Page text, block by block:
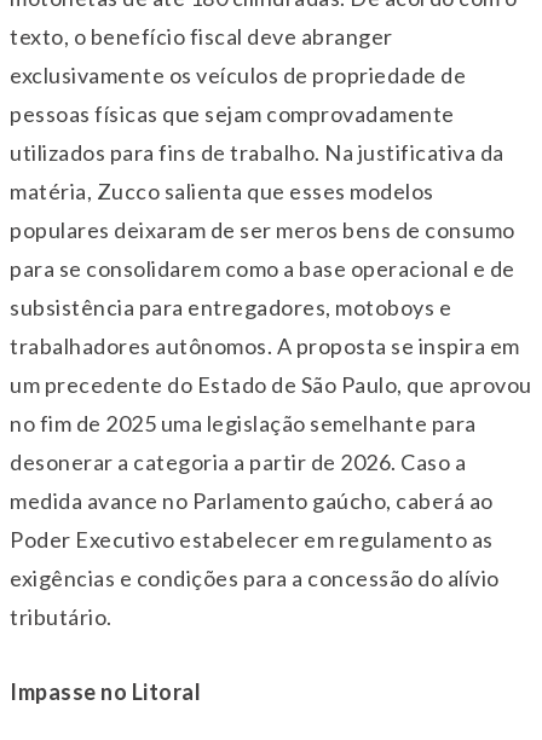
texto, o benefício fiscal deve abranger
exclusivamente os veículos de propriedade de
pessoas físicas que sejam comprovadamente
utilizados para fins de trabalho. Na justificativa da
matéria, Zucco salienta que esses modelos
populares deixaram de ser meros bens de consumo
para se consolidarem como a base operacional e de
subsistência para entregadores, motoboys e
trabalhadores autônomos. A proposta se inspira em
um precedente do Estado de São Paulo, que aprovou
no fim de 2025 uma legislação semelhante para
desonerar a categoria a partir de 2026. Caso a
medida avance no Parlamento gaúcho, caberá ao
Poder Executivo estabelecer em regulamento as
exigências e condições para a concessão do alívio
tributário.
Impasse no Litoral